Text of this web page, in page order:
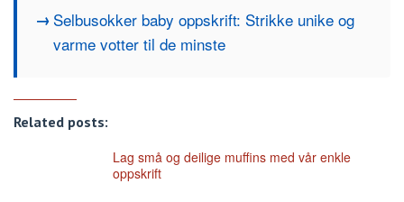
Selbusokker baby oppskrift: Strikke unike og
varme votter til de minste
Related posts:
Lag små og deilige muffins med vår enkle
oppskrift